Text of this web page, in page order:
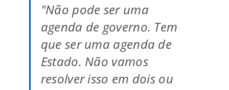
"Não pode ser uma
agenda de governo. Tem
que ser uma agenda de
Estado. Não vamos
resolver isso em dois ou